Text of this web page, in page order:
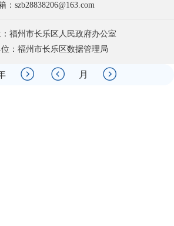
：szb28838206@163.com
福州市长乐区人民政府办公室
：福州市长乐区数据管理局
月